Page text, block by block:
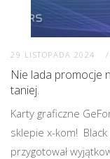
29 LISTOPADA 2024
Nie lada promocje
taniej.
Karty graficzne
sklepie x-kom!
przygotował